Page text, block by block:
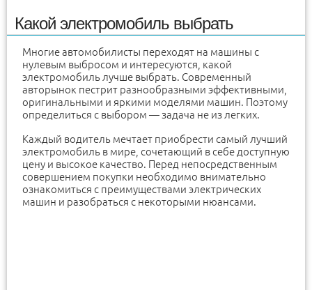
Какой электромобиль выбрать
Многие автомобилисты переходят на машины с
нулевым выбросом и интересуются, какой
электромобиль лучше выбрать. Современный
авторынок пестрит разнообразными эффективными,
оригинальными и яркими моделями машин. Поэтому
определиться с выбором — задача не из легких.
Каждый водитель мечтает приобрести самый лучший
электромобиль в мире, сочетающий в себе доступную
цену и высокое качество. Перед непосредственным
совершением покупки необходимо внимательно
ознакомиться с преимуществами электрических
машин и разобраться с некоторыми нюансами.